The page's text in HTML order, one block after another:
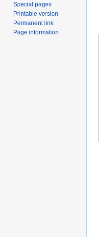
Special pages
Printable version
Permanent link
Page information